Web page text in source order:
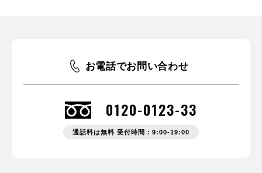
お電話でお問い合わせ
0120-0123-33
通話料は無料 受付時間：9:00-19:00